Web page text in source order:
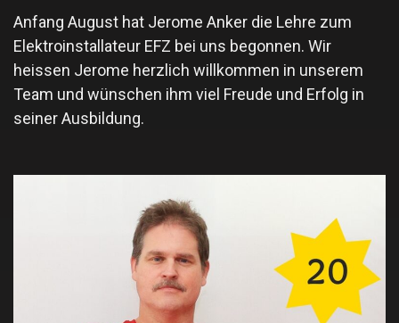
Anfang August hat Jerome Anker die Lehre zum
Elektroinstallateur EFZ bei uns begonnen. Wir
heissen Jerome herzlich willkommen in unserem
Team und wünschen ihm viel Freude und Erfolg in
seiner Ausbildung.